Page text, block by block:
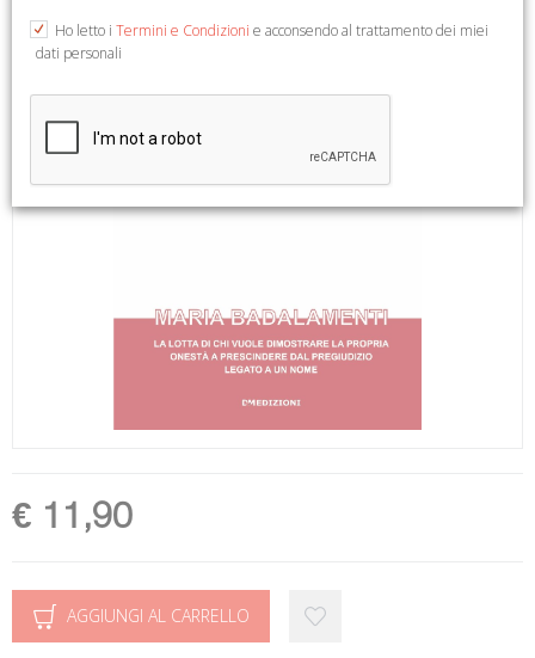
€ 11,90
AGGIUNGI AL CARRELLO
Ho letto i Termini e Condizioni e acconsendo al trattamento dei miei
dati personali